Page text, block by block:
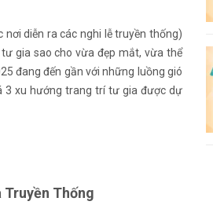
diễn ra các nghi lễ truyền thống)
gia sao cho vừa đẹp mắt, vừa thể
đang đến gần với những luồng gió
3 xu hướng trang trí tư gia được dự
Truyền Thống